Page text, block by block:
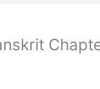
Chapter